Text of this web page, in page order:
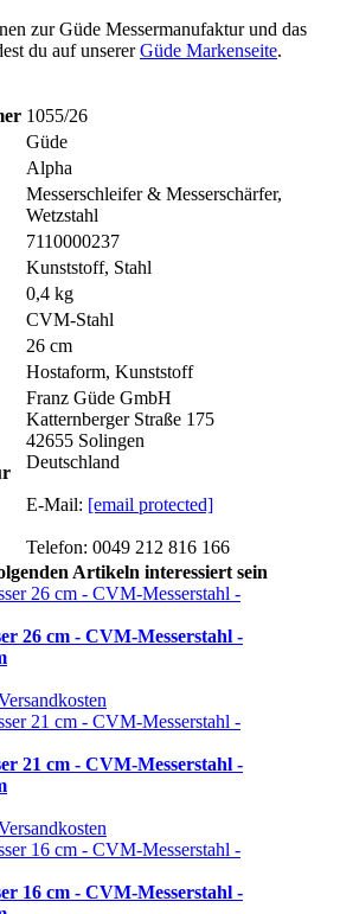
zur Güde Messermanufaktur und das
du auf unsererGüde Markenseite.
1055/26
Güde
Alpha
Messerschleifer & Messerschärfer,
Wetzstahl
7110000237
Kunststoff, Stahl
0,4 kg
CVM-Stahl
26 cm
Hostaform, Kunststoff
Franz Güde GmbH
Katternberger Straße 175
42655 Solingen
Deutschland
E-Mail: [email protected]
Telefon: 0049 212 816 166
Artikeln interessiert sein
26 cm - CVM-Messerstahl -
21 cm - CVM-Messerstahl -
16 cm - CVM-Messerstahl -